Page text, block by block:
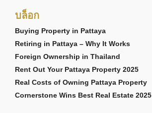
บล็อก
Buying Property in Pattaya
Retiring in Pattaya – Why It Works
Foreign Ownership in Thailand
Rent Out Your Pattaya Property 2025
Real Costs of Owning Pattaya Property
Cornerstone Wins Best Real Estate 2025